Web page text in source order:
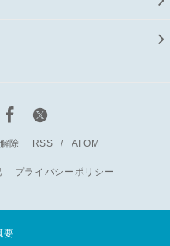
除 RSS / ATOM
プライバシーポリシー
要